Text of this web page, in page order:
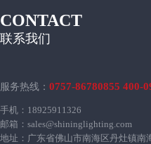
CONTACT
联系我们
服务热线： 0757-86780855 400-
手机：18925911326
邮箱：sales@shininglighting.com
地址：广东省佛山市南海区丹灶镇南